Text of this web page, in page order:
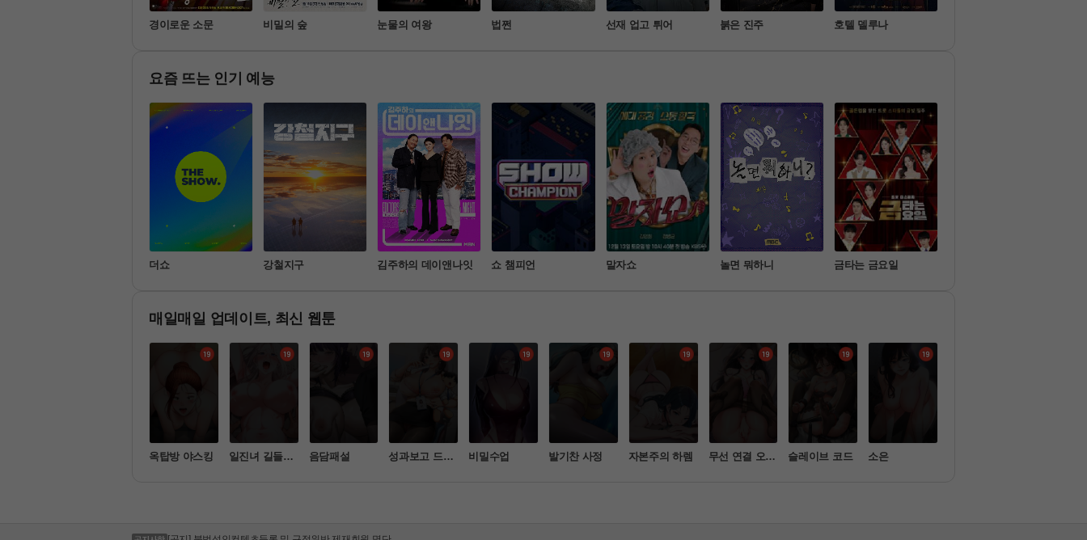
경이로운 소문 비밀의 숲 눈물의 여왕 법쩐 선재 업고 튀어 붉은 진주 호텔 델루나
요즘 뜨는 인기 예능
더쇼 강철지구 김주하의 데이앤나잇 쇼 챔피언 말자쇼 놀면 뭐하니 금타는 금요일
매일매일 업데이트, 최신 웹툰
옥탑방 야스킹
일진녀 길들이
음담패설
성과보고 드립
비밀수업 발기찬 사정 자본주의 하렘
무선 연결 오나
슬레이브 코드 소은
[공지] 케이뱅크 시스템 작업 안내